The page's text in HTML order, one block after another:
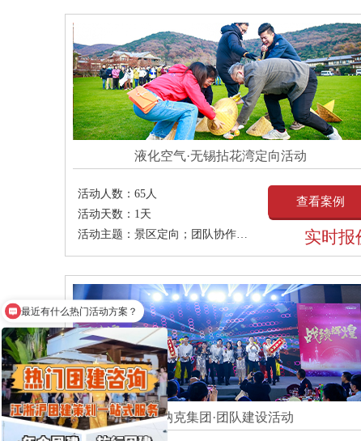
液化空气·无锡拈花湾定向活动
活动人数： 65人
活动天数： 1天
活动主题： 景区定向；团队协作；增强团队凝聚力；
查看案例
实时报
天纳克集团·团队建设活动
最近有什么热门活动方案？